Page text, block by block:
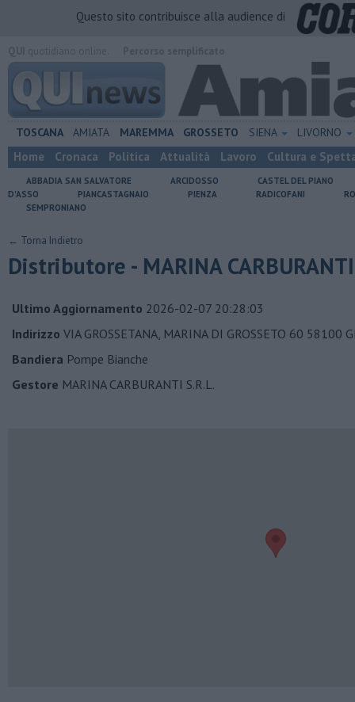
Questo sito contribuisce alla audience di
TOSCANA AMIATA MAREMMA GROSSETO SIENA LIVORNO
Home Cronaca Politica Attualità Lavoro Cultura e
ABBADIA SAN SALVATORE ARCIDOSSO
CASTEL DEL PIANO
D'ASSO
PIANCASTAGNAIO PIENZA RADICOFANI
SEMPRONIANO
← Torna Indietro
Distributore - MARINA CARBURANTI
Ultimo Aggiornamento 2026-02-07 20:28:03
Indirizzo VIA GROSSETANA, MARINA DI GROSSETO 60 58100
Bandiera Pompe Bianche
Gestore MARINA CARBURANTI S.R.L.